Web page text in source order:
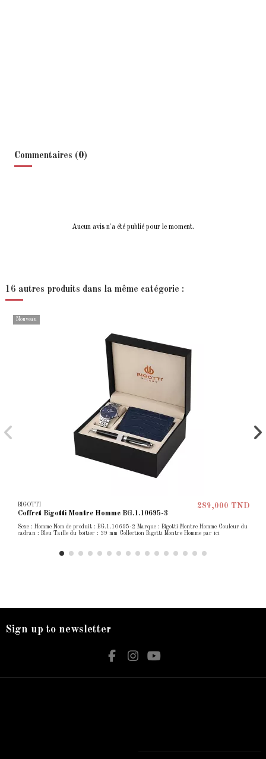
Commentaires (0)
Aucun avis n'a été publié pour le moment.
16 autres produits dans la même catégorie :
Nouveau
BIGOTTI
Coffret Bigotti Montre Homme BG.1.10695-3
289,000 TND
Sexe : Homme Nom de produit : BG.1.10695-2 Marque : Bigotti Montre Homme Couleur du
cadran : Bleu Taille du boîtier : 39 mm Collection Bigotti Montre Homme par ici
Sign up to newsletter